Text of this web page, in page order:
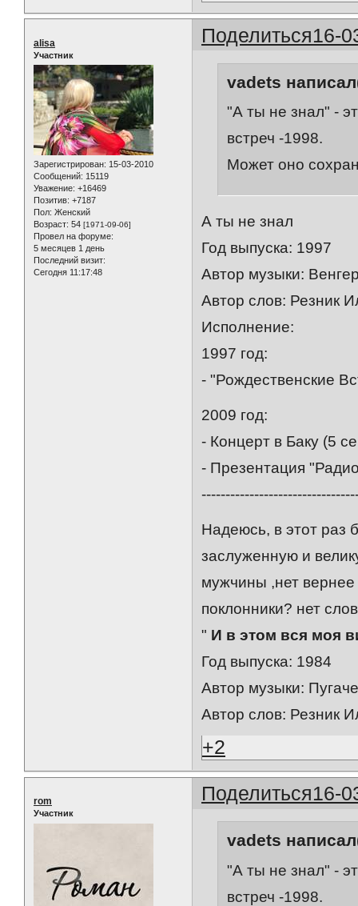
Поделиться16-
alisa
Участник
Зарегистрирован: 15-03-2010
Сообщений: 15119
Уважение: +16469
Позитив: +7187
Пол: Женский
Возраст: 54 [1971-09-06]
Провел на форуме:
5 месяцев 1 день
Последний визит:
Сегодня 11:17:48
vadets
"А ты не знал" -
встреч -1998.
Может оно
А ты не знал
Год выпуска: 1997
Автор музыки:
Автор слов: Резник
Исполнение:
1997 год:
- "Рождественские
2009 год:
- Концерт в Баку (5
- Презентация
Надеюсь, в этот раз
заслуженную и
мужчины ,нет вернее
поклонники? нет
" И в этом вся моя
Год выпуска: 1984
Автор музыки:
Автор слов: Резник
+2
Поделиться16-
rom
Участник
vadets
"А ты не знал" -
встреч -1998.